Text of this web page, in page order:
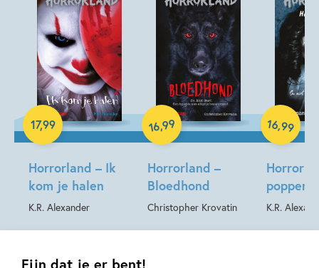
Fijn dat je er bent!
Horrorland – Ik
kom je halen
K.R. Alexander
17,99
Hardcover
Horrorland –
Bloedhond
Christopher Krovatin
16,99
Hardcover
K.R.
16,99
Hardcover